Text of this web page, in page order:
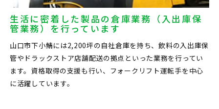
生活に密着した製品の倉庫業務（入出庫保
管業務）を行っています
山口市下小鯖には2,200坪の自社倉庫を持ち、飲料の入出庫保
管やドラックストア店舗配送の拠点といった業務を行ってい
ます。資格取得の支援も行い、フォークリフト運転手を中心
に活躍しています。